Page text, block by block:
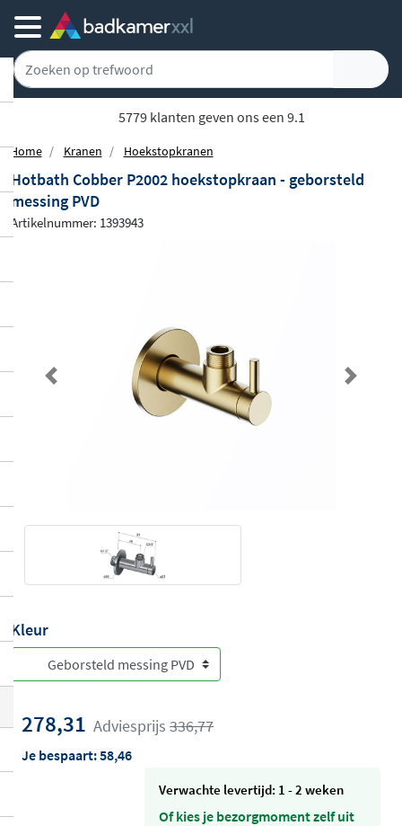
5779 klanten geven ons een 9.1
Home Kranen Hoekstopkranen
Hotbath Cobber P2002 hoekstopkraan - geborsteld
messing PVD
Artikelnummer: 1393943
Previous Next
Kleur
278,31 Adviesprijs 336,77
Je bespaart:58,46
Verwachte levertijd: 1 - 2 weken
Of kies je bezorgmoment zelf uit